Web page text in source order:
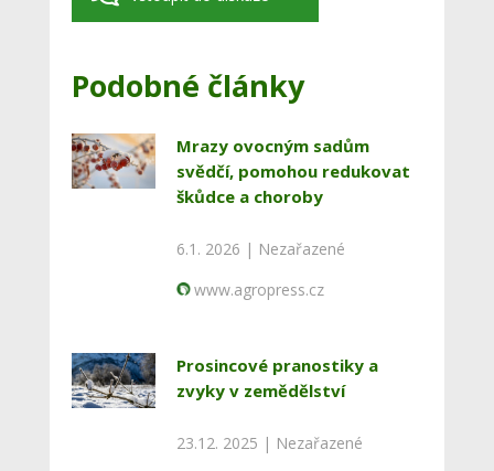
Podobné články
Mrazy ovocným sadům
svědčí, pomohou redukovat
škůdce a choroby
6.1. 2026 | Nezařazené
www.agropress.cz
Prosincové pranostiky a
zvyky v zemědělství
23.12. 2025 | Nezařazené